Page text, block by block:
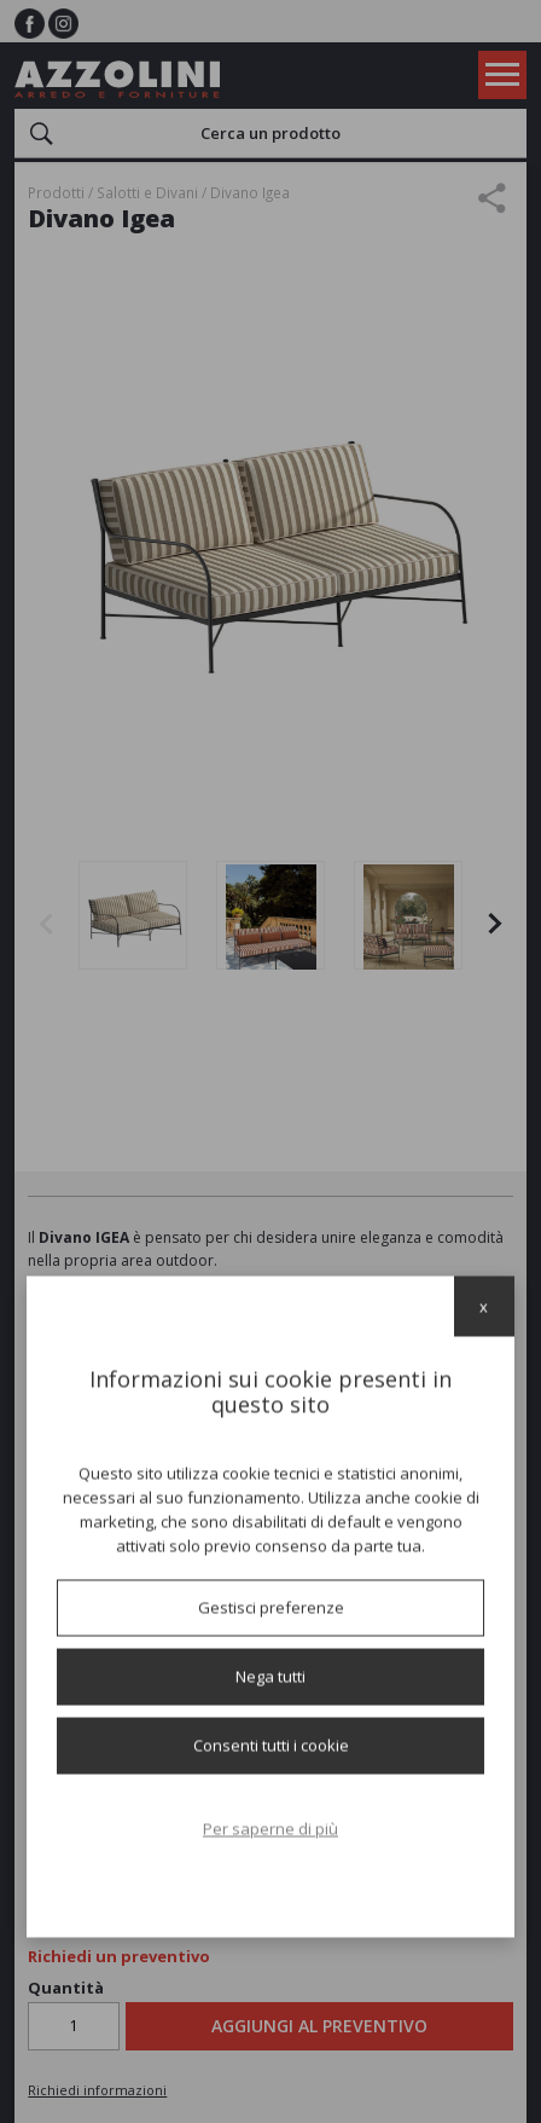
Prodotti Salotti e Divani Divano Igea
Divano Igea
Il Divano IGEA è pensato per chi desidera unire eleganza e comodità
nella propria area outdoor.
Presenta linee pulite e una personalità contemporanea, capace di
inserirsi con equilibrio sia in contesti moderni sia in spazi dal gusto più
La struttura è in
ferro zincato
verniciato a polveri ed i morbidi cuscini
della seduta e dello schienale assicurano un comfort immediato,
rendendo questo elemento il punto d’incontro ideale per creare
Disponibile anche il divano a 03 posti:
227x83 h. 82 cm.
Colori disponibili
Larghezza:152cm
Richiedi un preventivo
Quantità
AGGIUNGI AL PREVENTIVO
Richiedi informazioni
Informazioni sui cookie presenti in
questo sito
Questo sito utilizza cookie tecnici e statistici anonimi,
necessari al suo funzionamento. Utilizza anche cookie di
marketing, che sono disabilitati di default e vengono
attivati solo previo consenso da parte tua.
Gestisci preferenze
Nega tutti
Consenti tutti i cookie
Per saperne di più
x